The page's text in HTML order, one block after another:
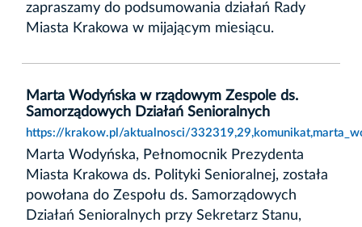
zapraszamy do podsumowania działań Rady
Miasta Krakowa w mijającym miesiącu.
Marta Wodyńska w rządowym Zespole ds.
Samorządowych Działań Senioralnych
https://krakow.pl/aktualnosci/
Marta Wodyńska, Pełnomocnik Prezydenta
Miasta Krakowa ds. Polityki Senioralnej, została
powołana do Zespołu ds. Samorządowych
Działań Senioralnych przy Sekretarz Stanu,